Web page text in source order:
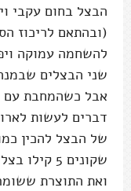
הבצל בחום עקבי
(ובהתאם לריכוז
להשחמה עמוקה
שני הבצלים
אבל כשהמחבת עם
דברים לעשות
של הבצל להכין
שקונים 5
ואת התוצרת